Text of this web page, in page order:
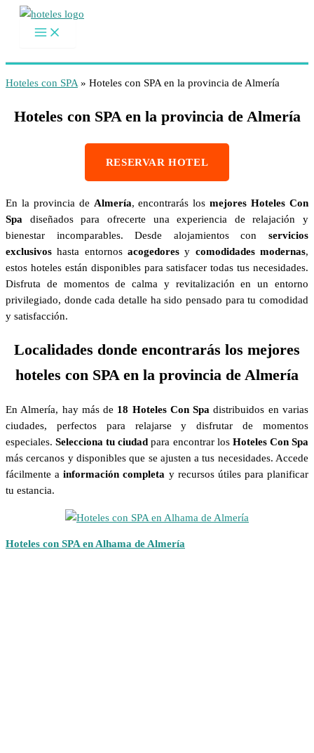
Hoteles con SPA » Hoteles con SPA en la provincia de Almería
Hoteles con SPA en la provincia de Almería
RESERVAR HOTEL
En la provincia de Almería, encontrarás losmejores Hoteles Con
Spa diseñados para ofrecerte una experiencia de relajación y
bienestar incomparables. Desde alojamientos con servicios
exclusivos hasta entornos acogedores y comodidades modernas,
estos hoteles están disponibles para satisfacer todas tus necesidades.
Disfruta de momentos de calma y revitalización en un entorno
privilegiado, donde cada detalle ha sido pensado para tu comodidad
y satisfacción.
Localidades donde encontrarás los mejores
hoteles con SPA en la provincia de Almería
En Almería, hay más de 18 Hoteles Con Spa distribuidos en varias
ciudades, perfectos para relajarse y disfrutar de momentos
especiales.Selecciona tu ciudad para encontrar los Hoteles Con Spa
más cercanos y disponibles que se ajusten a tus necesidades. Accede
fácilmente ainformación completa y recursos útiles para planificar
tu estancia.
Hoteles con SPA en Alhama de Almería